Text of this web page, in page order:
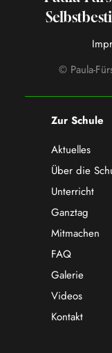
© Paula-
Zur Schule
Aktuelles
Über die
Unterricht
Ganztag
Mitmachen
FAQ
Galerie
Videos
Kontakt